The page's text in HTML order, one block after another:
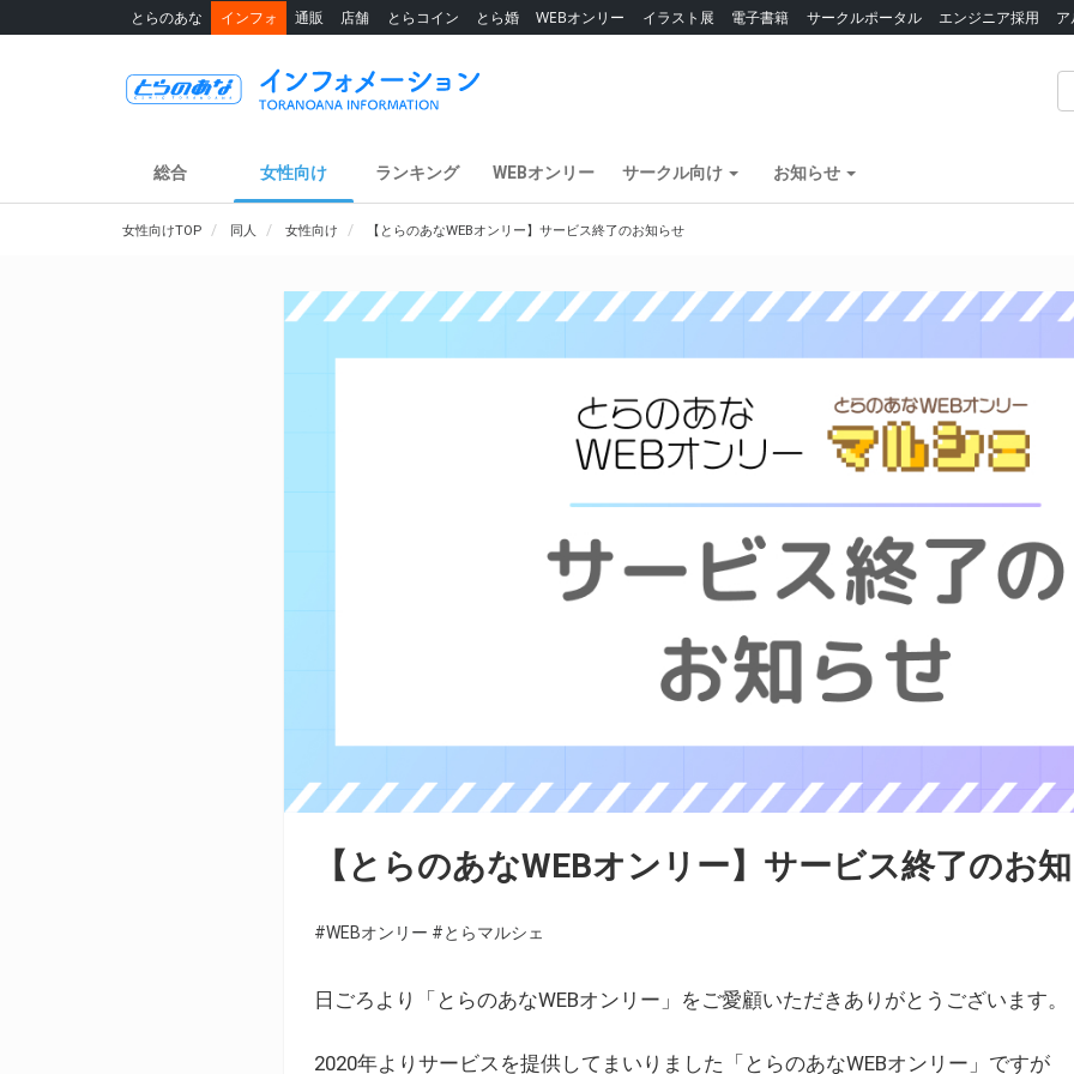
とらのあな インフォ 通販 店舗 とらコイン とら婚 WEBオンリー イラスト展 電子書籍 サークルポータル エンジニア採用
総合 女性向け ランキング WEBオンリー サークル向け お知らせ
女性向けTOP 同人 女性向け 【とらのあなWEBオンリー】サービス終了のお知らせ
【とらのあなWEBオンリー】サービス終了のお
#WEBオンリー #とらマルシェ
日ごろより「とらのあなWEBオンリー」をご愛顧いただきありがとうございます。
2020年よりサービスを提供してまいりました「とらのあなWEBオンリー」ですが